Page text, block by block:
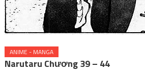
ANIME - MANGA
Narutaru Chương 39 – 44